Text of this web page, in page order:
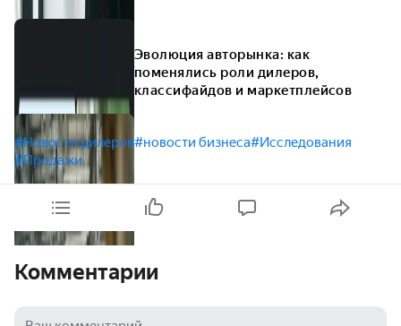
Эволюция авторынка: как
поменялись роли дилеров,
классифайдов и маркетплейсов
#Новости дилеров#новости бизнеса#Исследования
#Продажи
Комментарии